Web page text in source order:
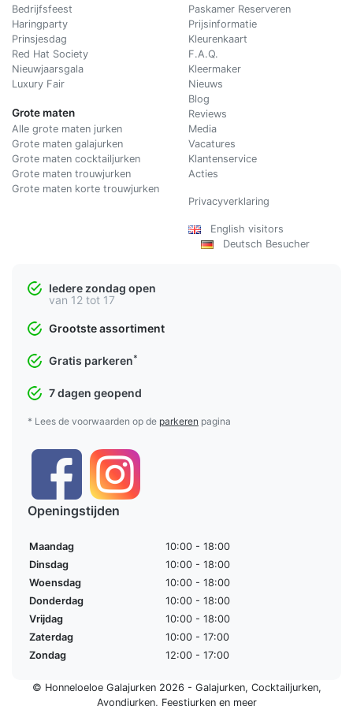
Bedrijfsfeest
Haringparty
Prinsjesdag
Red Hat Society
Nieuwjaarsgala
Luxury Fair
Grote maten
Alle grote maten jurken
Grote maten galajurken
Grote maten cocktailjurken
Grote maten trouwjurken
Grote maten korte trouwjurken
Paskamer Reserveren
Prijsinformatie
Kleurenkaart
F.A.Q.
Kleermaker
Nieuws
Blog
Reviews
Media
Vacatures
Klantenservice
Acties
Privacyverklaring
English visitors
Deutsch Besucher
Iedere zondag open
van 12 tot 17
Grootste assortiment
Gratis parkeren*
7 dagen geopend
* Lees de voorwaarden op de parkeren pagina
Openingstijden
Maandag
10:00 - 18:00
Dinsdag
10:00 - 18:00
Woensdag
10:00 - 18:00
Donderdag
10:00 - 18:00
Vrijdag
10:00 - 18:00
Zaterdag
10:00 - 17:00
Zondag
12:00 - 17:00
© Honneloeloe Galajurken 2026 - Galajurken, Cocktailjurken,
Avondjurken, Feestjurkenen meer